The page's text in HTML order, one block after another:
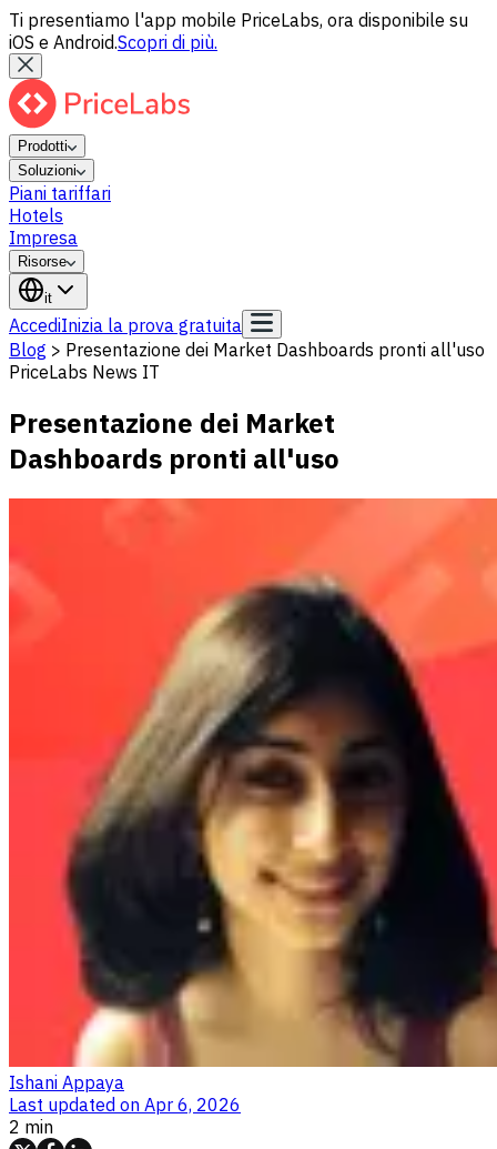
Ti presentiamo l'app mobile PriceLabs, ora disponibile su
iOS e Android.Scopri di più.
Prodotti
Soluzioni
Piani tariffari
Hotels
Impresa
Risorse
it
AccediInizia la prova gratuita
Blog > Presentazione dei Market Dashboards pronti all'uso
PriceLabs News IT
Presentazione dei Market
Dashboards pronti all'uso
Ishani Appaya
Last updated on Apr 6, 2026
2 min